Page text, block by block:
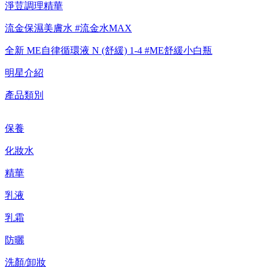
淨荳調理精華
流金保濕美膚水 #流金水MAX
全新 ME自律循環液 N (舒緩) 1-4 #ME舒緩小白瓶
明星介紹
產品類別
保養
化妝水
精華
乳液
乳霜
防曬
洗顏/卸妝